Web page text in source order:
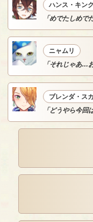
ハンス・キン
「めでたしめで
ニャムリ
「それじゃあ…
ブレンダ・ス
「どうやら今回